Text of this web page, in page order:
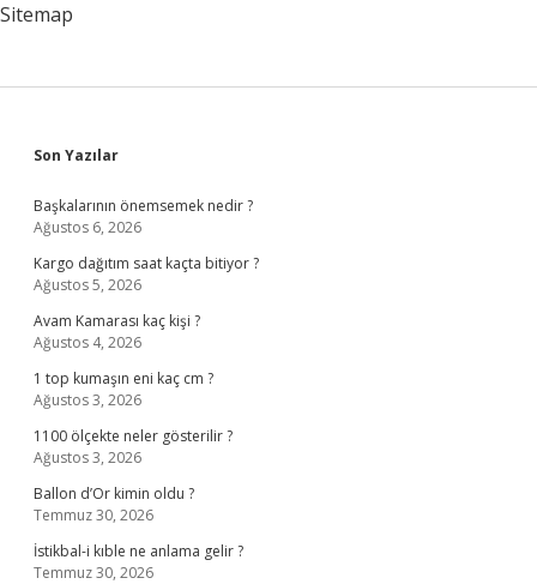
Sitemap
Sidebar
Son Yazılar
Başkalarının önemsemek nedir ?
Ağustos 6, 2026
Kargo dağıtım saat kaçta bitiyor ?
Ağustos 5, 2026
Avam Kamarası kaç kişi ?
Ağustos 4, 2026
1 top kumaşın eni kaç cm ?
Ağustos 3, 2026
1100 ölçekte neler gösterilir ?
Ağustos 3, 2026
Ballon d’Or kimin oldu ?
Temmuz 30, 2026
İstikbal-i kıble ne anlama gelir ?
Temmuz 30, 2026